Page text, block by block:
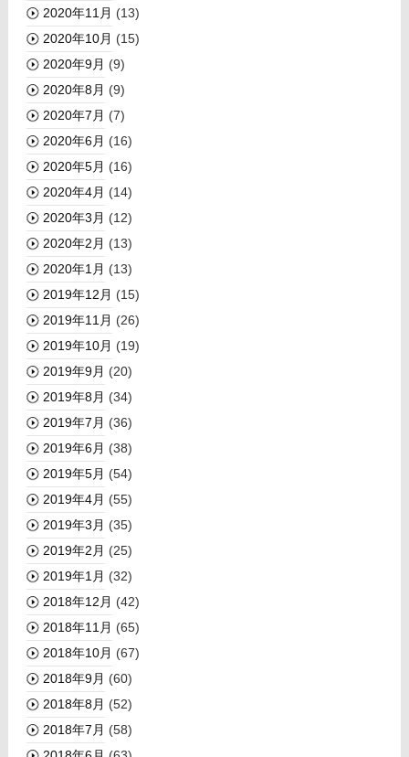
2020年11月 (13)
2020年10月 (15)
2020年9月 (9)
2020年8月 (9)
2020年7月 (7)
2020年6月 (16)
2020年5月 (16)
2020年4月 (14)
2020年3月 (12)
2020年2月 (13)
2020年1月 (13)
2019年12月 (15)
2019年11月 (26)
2019年10月 (19)
2019年9月 (20)
2019年8月 (34)
2019年7月 (36)
2019年6月 (38)
2019年5月 (54)
2019年4月 (55)
2019年3月 (35)
2019年2月 (25)
2019年1月 (32)
2018年12月 (42)
2018年11月 (65)
2018年10月 (67)
2018年9月 (60)
2018年8月 (52)
2018年7月 (58)